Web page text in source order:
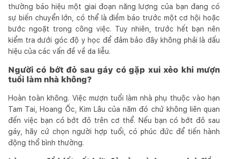
thường báo hiệu một giai đoạn năng lượng của bạn đang có
sự biến chuyển lớn, có thể là điềm báo trước một cơ hội hoặc
bước ngoặt trong công việc. Tuy nhiên, trước hết bạn nên
kiểm tra dưới góc độ y học để đảm bảo đây không phải là dấu
hiệu của các vấn đề về da liễu.
Người có bớt đỏ sau gáy có gặp xui xẻo khi mượn
tuổi làm nhà không?
Hoàn toàn không. Việc mượn tuổi làm nhà phụ thuộc vào hạn
Tam Tai, Hoang Ốc, Kim Lâu của năm đó chứ không liên quan
đến việc bạn có bớt đỏ trên cơ thể. Nếu bạn có bớt đỏ sau
gáy, hãy cứ chọn người hợp tuổi, có phúc đức để tiến hành
động thổ bình thường.